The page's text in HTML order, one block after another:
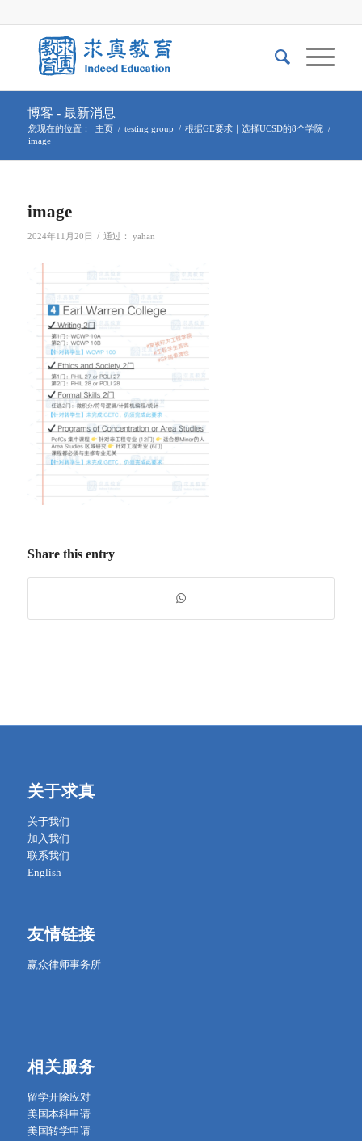
博客 - 最新消息
您现在的位置： 主页 / testing group / 根据GE要求｜选择UCSD的8个学院 /
image
image
2024年11月20日 / 通过： yahan
Share this entry
关于求真
关于我们
加入我们
联系我们
English
友情链接
赢众律师事务所
相关服务
留学开除应对
美国本科申请
美国转学申请